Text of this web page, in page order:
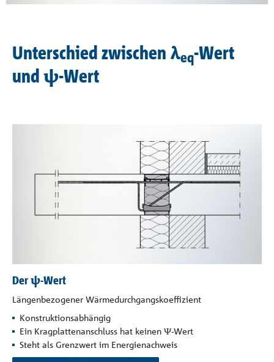
Unterschied zwischen λeq-Wert
und ψ-Wert
Der ψ-Wert
Längenbezogener Wärmedurchgangskoeffizient
Konstruktionsabhängig
Ein Kragplattenanschluss hat keinen Ψ-Wert
Steht als Grenzwert im Energienachweis